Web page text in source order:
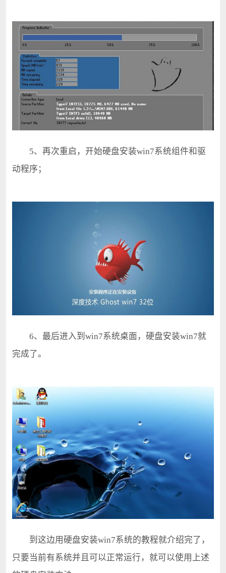
5、再次重启，开始硬盘安装win7系统组件和驱
动程序；
6、最后进入到win7系统桌面，硬盘安装win7就
完成了。
到这边用硬盘安装win7系统的教程就介绍完了，
只要当前有系统并且可以正常运行，就可以使用上述